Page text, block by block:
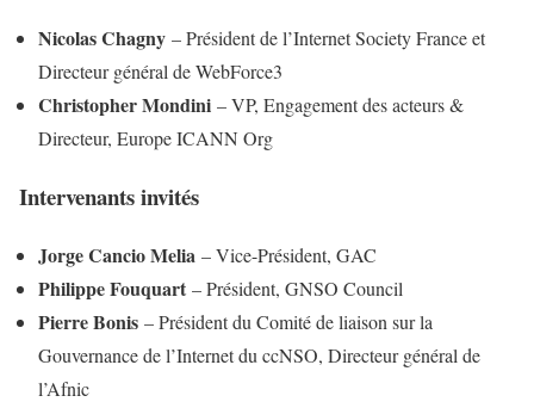
Nicolas Chagny – Président de l’Internet Society France et
Directeur général de WebForce3
Christopher Mondini – VP, Engagement des acteurs &
Directeur, Europe ICANN Org
Intervenants invités
Jorge Cancio Melia – Vice-Président, GAC
Philippe Fouquart – Président, GNSO Council
Pierre Bonis – Président du Comité de liaison sur la
Gouvernance de l’Internet du ccNSO, Directeur général de
l’Afnic